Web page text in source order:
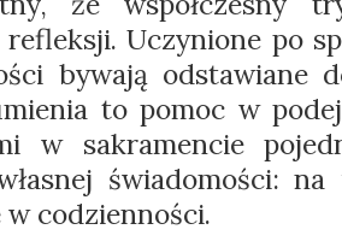
Uczynione po
bywają odstawiane
to pomoc w
w sakramencie
świadomości:
codzienności.